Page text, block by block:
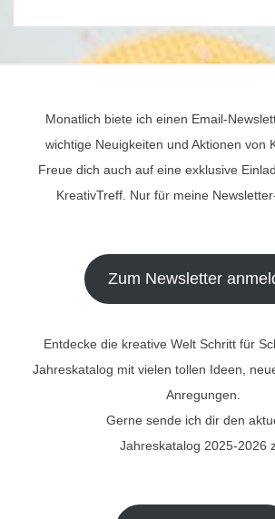
Monatlich biete ich einen Email-
wichtige Neuigkeiten und Aktionen von
Freue dich auch auf eine exklusive
KreativTreff. Nur für meine
Zum Newsletter
Entdecke die kreative Welt Schritt für
Jahreskatalog mit vielen tollen Ideen,
Anregungen.
Gerne sende ich dir den
Jahreskatalog 2025-2026